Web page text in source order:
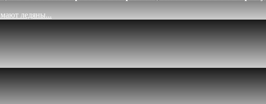
ледяны...